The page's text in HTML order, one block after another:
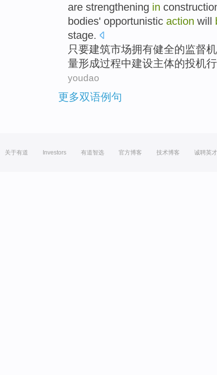
are strengthening in
bodies' opportunistic action will
stage.
只要建筑市场拥有健全的监督
量形成过程中建设主体的投机
youdao
更多双语例句
关于有道 Investors 有道智选 官方博客 技术博客 诚聘英才